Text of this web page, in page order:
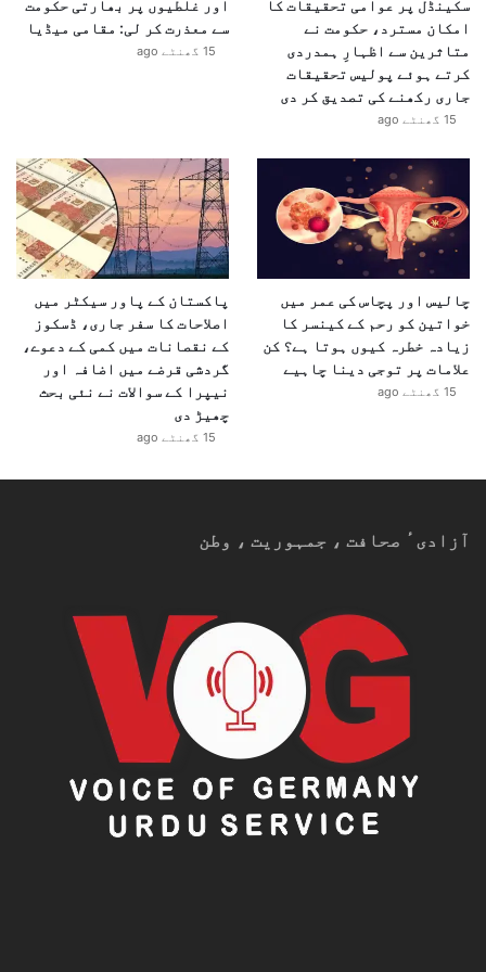
چلے گا، عملی اقدامات کی ضرورت
ہے۔”
ستمبر میں 12 فوجی شہید
پاکستانی سفیر نے اقوام متحدہ کو یاد دلایا کہ ملک کو
ان دہشت گردانہ سرگرمیوں کی بہت بھاری قیمت چکانی پڑ
رہی ہے۔ انہوں نے کہا:
"صرف ستمبر کے مہینے میں ایک ہی
ثبوت ہے کہ ہمیں کس سنگین خطرے کا
عالمی برادری سے مؤثر تعاون کا
پاکستان نے واضح کیا ہے کہ اگر ان خطرات سے نمٹنے کے
لیے بین الاقوامی سطح پر سنجیدہ کوششیں نہ کی گئیں تو
جنوبی ایشیا کے امن و استحکامکو شدید خطرات لاحق ہو
سکینڈل پر عوامی تحقیقات کا
امکان مسترد، حکومت نے
متاثرین سے اظہارِ ہمدردی
کرتے ہوئے پولیس تحقیقات
جاری رکھنے کی تصدیق کر دی
15 گھنٹے ago
اور غلطیوں پر بھارتی حکومت
سے معذرت کر لی: مقامی میڈیا
15 گھنٹے ago
چالیس اور پچاس کی عمر میں
خواتین کو رحم کے کینسر کا
زیادہ خطرہ کیوں ہوتا ہے؟ کن
علامات پر توجی دینا چاہیے
15 گھنٹے ago
پاکستان کے پاور سیکٹر میں
اصلاحات کا سفر جاری، ڈسکوز
کے نقصانات میں کمی کے دعوے،
گردشی قرضے میں اضافہ اور
نیپرا کے سوالات نے نئی بحث
چھیڑ دی
15 گھنٹے ago
آزادیٴ صحافت ، جمہوریت ، وطن